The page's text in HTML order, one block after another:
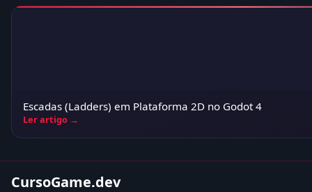
Escadas (Ladders) em Plataforma 2D no Godot 4
Ler artigo →
CursoGame.dev